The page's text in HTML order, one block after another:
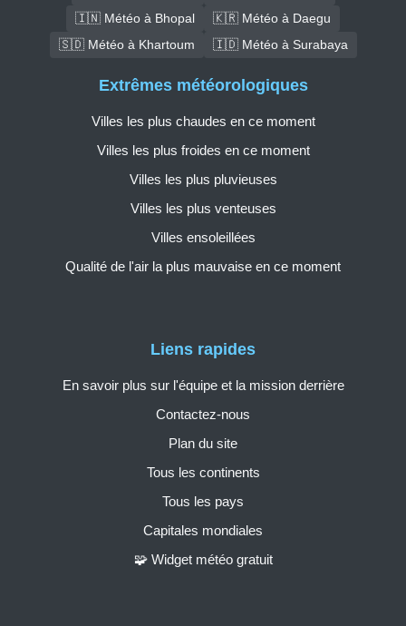
🇮🇳 Météo à Bhopal
🇰🇷 Météo à Daegu
🇸🇩 Météo à Khartoum
🇮🇩 Météo à Surabaya
Liens rapides
En savoir plus sur l'équipe et la mission derrière
Contactez-nous
Plan du site
Tous les continents
Tous les pays
Capitales mondiales
🧩 Widget météo gratuit
Extrêmes météorologiques
Villes les plus chaudes en ce moment
Villes les plus froides en ce moment
Villes les plus pluvieuses
Villes les plus venteuses
Villes ensoleillées
Qualité de l'air la plus mauvaise en ce moment